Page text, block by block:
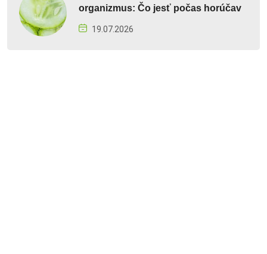
organizmus: Čo jesť počas horúčav
19.07.2026